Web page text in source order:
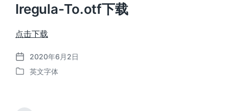
Iregula-To.otf下载
点击下载
发
布
2020年6月2日
发
英文字体